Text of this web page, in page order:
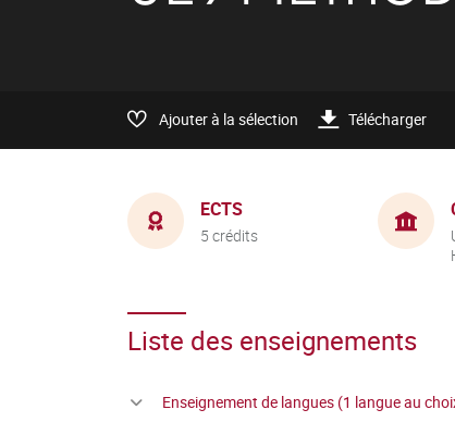
Ajouter à la sélection Télécharger
ECTS
5 crédits
Liste des enseignements
Enseignement de langues (1 langue au